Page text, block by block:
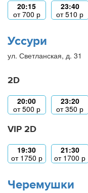
20:15
от700 р
23:40
от510 р
Уссури
ул. Светланская, д. 31
2D
20:00
от500 р
23:20
от350 р
VIP 2D
19:30
от 1750 р
21:30
от 1700 р
Черемушки